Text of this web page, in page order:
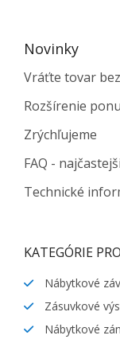
Novinky
Vráťte tovar
Rozšírenie
Zrýchľujeme
FAQ -
Technické
KATEGÓRIE
Nábytkové
Zásuvkové
Nábytkové